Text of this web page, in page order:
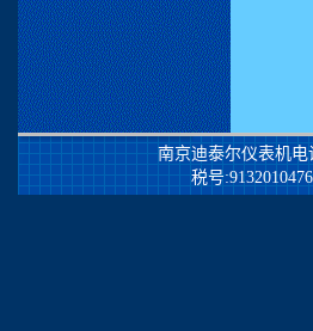
南京迪泰尔仪表机
税号